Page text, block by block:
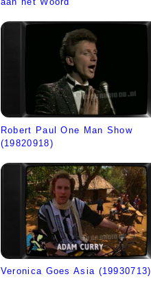
Robert Paul One Man Show
(19820918)
Veronica Goes Asia (19930713)